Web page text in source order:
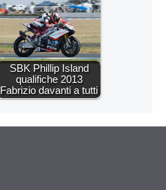
SBK Phillip Island
qualifiche 2013
Fabrizio davanti a tutti